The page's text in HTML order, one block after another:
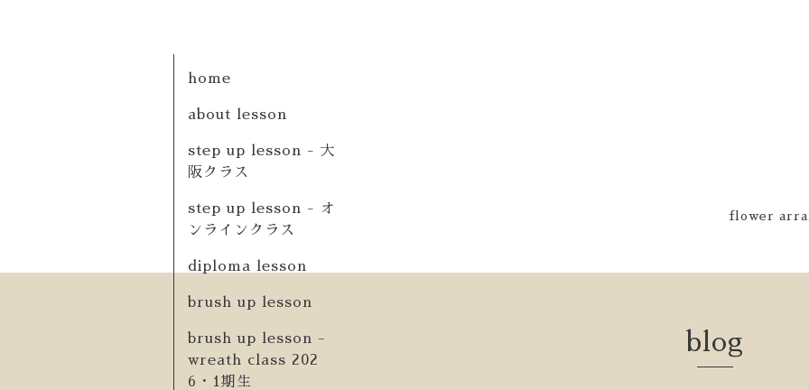
flower
home
about lesson
step up lesson - 大
阪クラス
step up lesson - オ
ンラインクラス
diploma lesson
brush up lesson
brush up lesson -
wreath class 202
6・1期生
blog